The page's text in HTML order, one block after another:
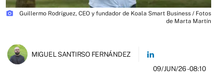
photo_camera
Guillermo Rodríguez, CEO y fundador de Koala Smart Business / Fotos
de Marta Martín
MIGUEL SANTIRSO FERNÁNDEZ
09/JUN/26- 08:10